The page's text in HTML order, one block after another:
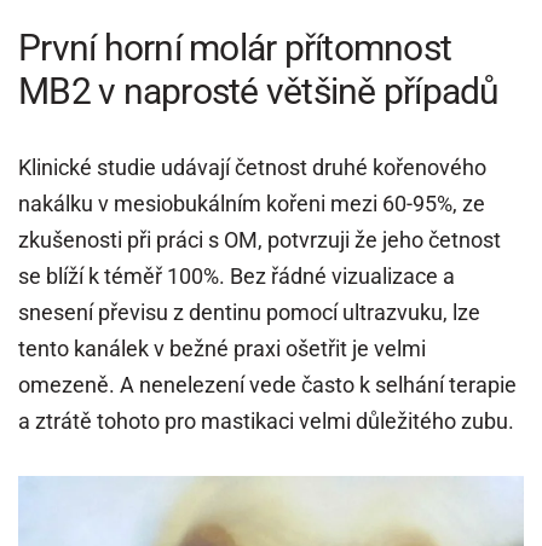
První horní molár přítomnost
MB2 v naprosté většině případů
Klinické studie udávají četnost druhé kořenového
nakálku v mesiobukálním kořeni mezi 60-95%, ze
zkušenosti při práci s OM, potvrzuji že jeho četnost
se blíží k téměř 100%. Bez řádné vizualizace a
snesení převisu z dentinu pomocí ultrazvuku, lze
tento kanálek v bežné praxi ošetřit je velmi
omezeně. A nenelezení vede často k selhání terapie
a ztrátě tohoto pro mastikaci velmi důležitého zubu.